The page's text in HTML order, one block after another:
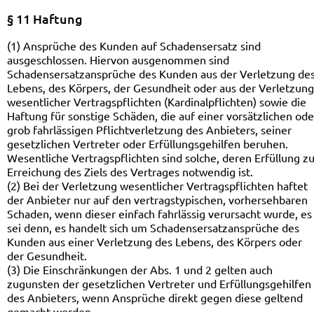
§ 11 Haftung
(1) Ansprüche des Kunden auf Schadensersatz sind
ausgeschlossen. Hiervon ausgenommen sind
Schadensersatzansprüche des Kunden aus der Verletzung
Lebens, des Körpers, der Gesundheit oder aus der Verletzung
wesentlicher Vertragspflichten (Kardinalpflichten) sowie die
Haftung für sonstige Schäden, die auf einer vorsätzlichen
grob fahrlässigen Pflichtverletzung des Anbieters, seiner
gesetzlichen Vertreter oder Erfüllungsgehilfen beruhen.
Wesentliche Vertragspflichten sind solche, deren Erfüllung
Erreichung des Ziels des Vertrages notwendig ist.
(2) Bei der Verletzung wesentlicher Vertragspflichten haftet
der Anbieter nur auf den vertragstypischen, vorhersehbaren
Schaden, wenn dieser einfach fahrlässig verursacht wurde, es
sei denn, es handelt sich um Schadensersatzansprüche des
Kunden aus einer Verletzung des Lebens, des Körpers oder
der Gesundheit.
(3) Die Einschränkungen der Abs. 1 und 2 gelten auch
zugunsten der gesetzlichen Vertreter und Erfüllungsgehilfen
des Anbieters, wenn Ansprüche direkt gegen diese geltend